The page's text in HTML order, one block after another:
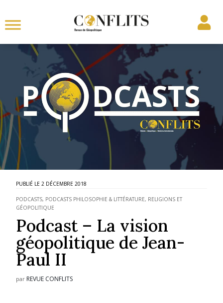
2 DÉCEMBRE 2018
PODCASTS, PODCASTS PHILOSOPHIE & LITTÉRATURE, RELIGIONS ET
GÉOPOLITIQUE
Podcast – La vision
géopolitique de Jean-
Paul II
par REVUE CONFLITS